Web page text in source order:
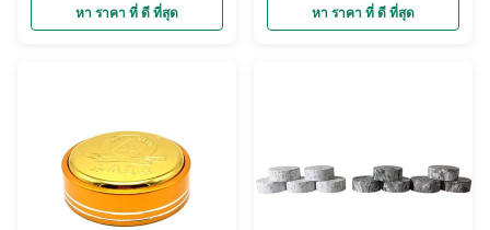
Closures Product Specifications:
1. Thickness: 2mm-4mm ,can be
outside and inner PP plastic 5.
Color and logo can ...
หา ราคา ที่ ดี ที่สุด
Closures Product Specifications:
1. Thickness: 2mm-4mm ,can be
หา ราคา ที่ ดี ที่สุด